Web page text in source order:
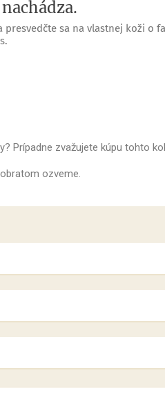
sa na vlastnej koži o
Prípadne zvažujete kúpu tohto
ozveme.